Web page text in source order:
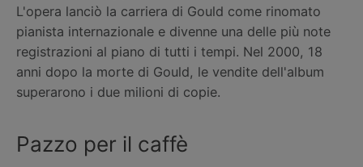
L'opera lanciò la carriera di Gould come rinomato
pianista internazionale e divenne una delle più note
registrazioni al piano di tutti i tempi. Nel 2000, 18
anni dopo la morte di Gould, le vendite dell'album
superarono i due milioni di copie.
Pazzo per il caffè